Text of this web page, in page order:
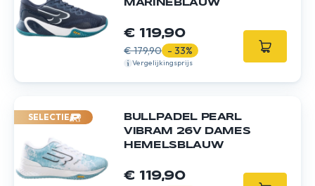
MARINEBLAUW
€ 119,90
€ 179,90 - 33%
Vergelijkingsprijs
SELECTIE
BULLPADEL PEARL
VIBRAM 26V DAMES
HEMELSBLAUW
€ 119,90